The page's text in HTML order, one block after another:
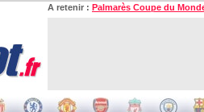
A retenir : Palmarès Coupe du